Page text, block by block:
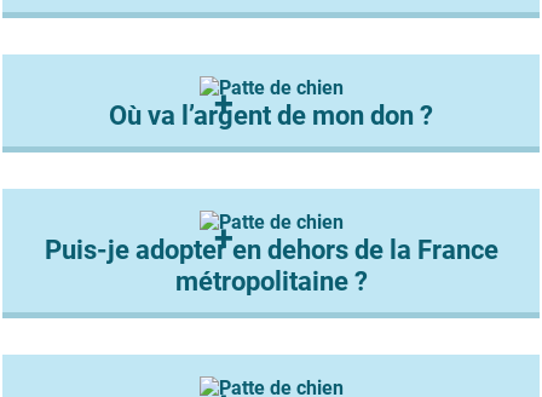
Où va l’argent de mon don ?
Puis-je adopter en dehors de la France
métropolitaine ?